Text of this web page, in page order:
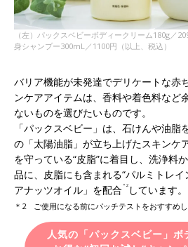
（左）パックスベビーボディークリーム180g／
身シャンプー300mL／1100円（以上、税込）
バリア機能が未発達でデリケートな赤
ンケアアイテムは、香料や着色料など
ないものを選びたいものです。
「パックスベビー」は、石けんや油脂
の「太陽油脂」が立ち上げたスキンケ
を守っている“皮脂”に着目し、洗浄料
品に、皮脂にも含まれる“パルミトレイ
アナッツオイル」を配合 ＊2 しています。
＊2 ご使用になる前にパッチテストをおすすめし
人気の「パックスベビー」ボ